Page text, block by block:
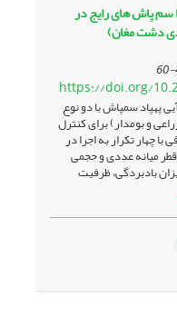
سم پاش های رایج در
دشت مغان)
https://doi.org/
پهپاد سمپاش با دو نوع
و بوم­دار) برای کنترل
چهار تکرار به اجرا در
میانه عددی و حجمی
بادبردگی، ظرفیت